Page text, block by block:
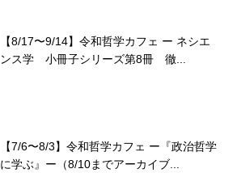
【8/17〜9/14】令和哲学カフェ ー ネシエ
ンス学 小冊子シリーズ第8冊 徹...
【7/6〜8/3】令和哲学カフェ ー『政治哲学
に学ぶ』ー（8/10までアーカイブ...